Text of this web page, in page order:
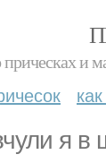
и
я в